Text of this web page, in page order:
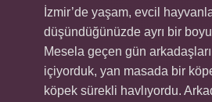
İzmir’de yaşam, evcil
düşündüğünüzde ayrı bir
Mesela geçen gün
içiyorduk, yan masada bir
köpek sürekli havlıyordu.